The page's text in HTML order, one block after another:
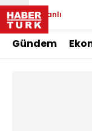
Canlı
Gündem